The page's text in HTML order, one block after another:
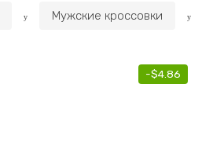
Мужские кроссовки
-$4.86